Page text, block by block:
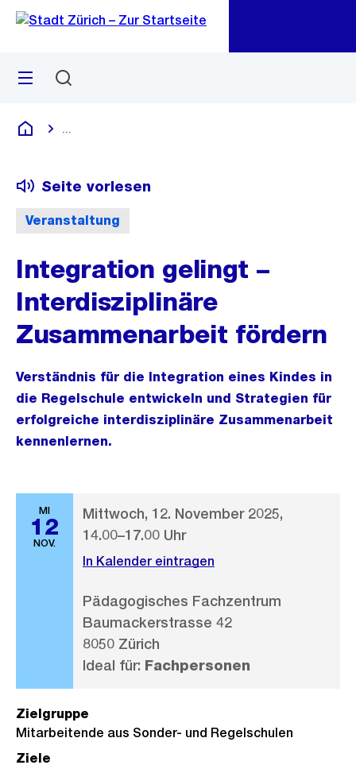
Navigation
Sprunglink
Menü
Deutsch
Veranstaltung
Seite vorlesen
Integration gelingt –
Interdisziplinäre
Zusammenarbeit fördern
Verständnis für die Integration eines Kindes in
die Regelschule entwickeln und Strategien für
erfolgreiche interdisziplinäre Zusammenarbeit
kennenlernen.
MI
12
NOV.
Mittwoch, 12. November 2025,
14.00–17.00 Uhr
In Kalender eintragen
Pädagogisches Fachzentrum
Baumackerstrasse 42
8050 Zürich
Ideal für: Fachpersonen
Zielgruppe
Mitarbeitende aus Sonder- und Regelschulen
Ziele